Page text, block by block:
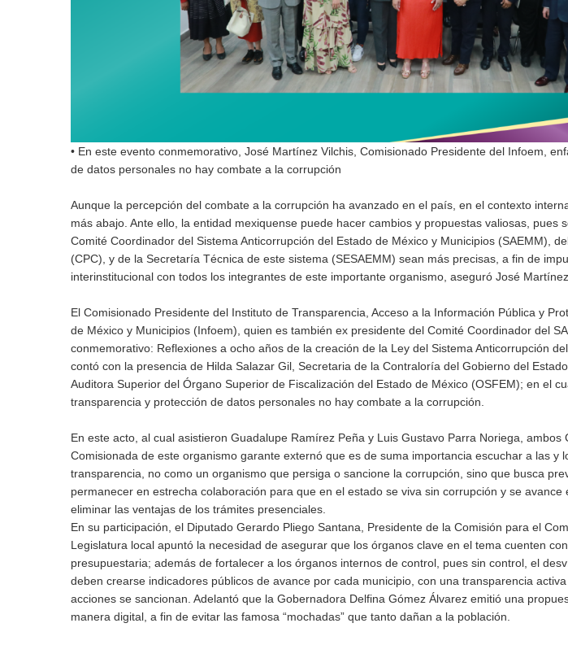
• En este evento conmemorativo, José Martínez Vilchis, Comisionado Presidente del Infoem,
de datos personales no hay combate a la corrupción
Aunque la percepción del combate a la corrupción ha avanzado en el país, en el contexto
más abajo. Ante ello, la entidad mexiquense puede hacer cambios y propuestas valiosas, pues
Comité Coordinador del Sistema Anticorrupción del Estado de México y Municipios (SAEMM),
(CPC), y de la Secretaría Técnica de este sistema (SESAEMM) sean más precisas, a fin de
interinstitucional con todos los integrantes de este importante organismo, aseguró José Martínez
El Comisionado Presidente del Instituto de Transparencia, Acceso a la Información Pública y
de México y Municipios (Infoem), quien es también ex presidente del Comité Coordinador del
conmemorativo: Reflexiones a ocho años de la creación de la Ley del Sistema Anticorrupción
contó con la presencia de Hilda Salazar Gil, Secretaria de la Contraloría del Gobierno del
Auditora Superior del Órgano Superior de Fiscalización del Estado de México (OSFEM); en el
transparencia y protección de datos personales no hay combate a la corrupción.
En este acto, al cual asistieron Guadalupe Ramírez Peña y Luis Gustavo Parra Noriega, ambos
Comisionada de este organismo garante externó que es de suma importancia escuchar a las y
transparencia, no como un organismo que persiga o sancione la corrupción, sino que busca
permanecer en estrecha colaboración para que en el estado se viva sin corrupción y se
eliminar las ventajas de los trámites presenciales.
En su participación, el Diputado Gerardo Pliego Santana, Presidente de la Comisión para el
Legislatura local apuntó la necesidad de asegurar que los órganos clave en el tema cuenten
presupuestaria; además de fortalecer a los órganos internos de control, pues sin control, el
deben crearse indicadores públicos de avance por cada municipio, con una transparencia
acciones se sancionan. Adelantó que la Gobernadora Delfina Gómez Álvarez emitió una
manera digital, a fin de evitar las famosa “mochadas” que tanto dañan a la población.